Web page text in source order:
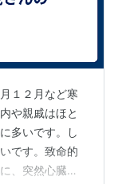
１２月など寒
や親戚はほと
多いです。し
です。致命的
、突然心臓が